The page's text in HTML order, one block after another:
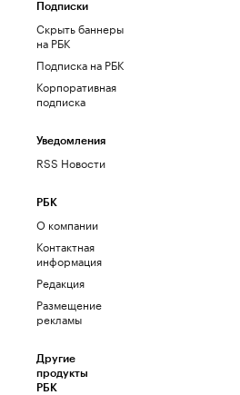
Подписки
Скрыть баннеры
на РБК
Подписка на РБК
Корпоративная
подписка
Уведомления
RSS Новости
РБК
О компании
Контактная
информация
Редакция
Размещение
рекламы
Другие
продукты
РБК